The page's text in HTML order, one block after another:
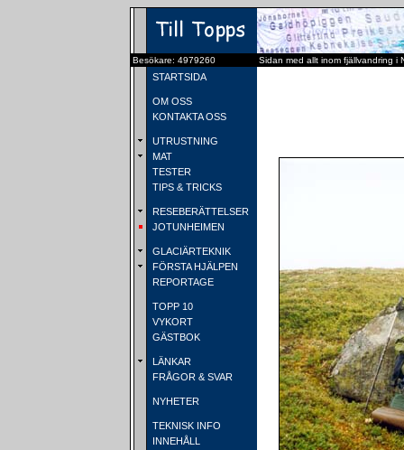
Besökare: 4979260 Sidan med allt inom fjällvandring i
STARTSIDA
OM OSS
KONTAKTA OSS
UTRUSTNING
MAT
TESTER
TIPS & TRICKS
RESEBERÄTTELSER
JOTUNHEIMEN
GLACIÄRTEKNIK
FÖRSTA HJÄLPEN
REPORTAGE
TOPP 10
VYKORT
GÄSTBOK
LÄNKAR
FRÅGOR & SVAR
NYHETER
TEKNISK INFO
INNEHÅLL